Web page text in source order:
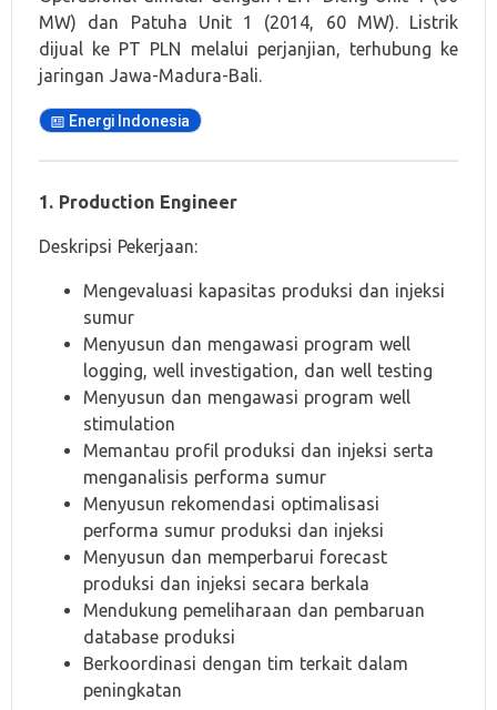
MW) dan Patuha Unit 1 (2014, 60 MW). Listrik
dijual ke PT PLN melalui perjanjian, terhubung ke
jaringan Jawa-Madura-Bali.
Energi Indonesia
1. Production Engineer
Deskripsi Pekerjaan:
Mengevaluasi kapasitas produksi dan injeksi
sumur
Menyusun dan mengawasi program well
logging, well investigation, dan well testing
Menyusun dan mengawasi program well
stimulation
Memantau profil produksi dan injeksi serta
menganalisis performa sumur
Menyusun rekomendasi optimalisasi
performa sumur produksi dan injeksi
Menyusun dan memperbarui forecast
produksi dan injeksi secara berkala
Mendukung pemeliharaan dan pembaruan
database produksi
Berkoordinasi dengan tim terkait dalam
peningkatan